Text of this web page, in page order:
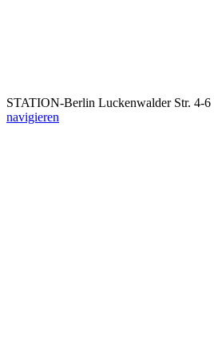
STATION-Berlin Luckenwalder Str. 4-6
navigieren